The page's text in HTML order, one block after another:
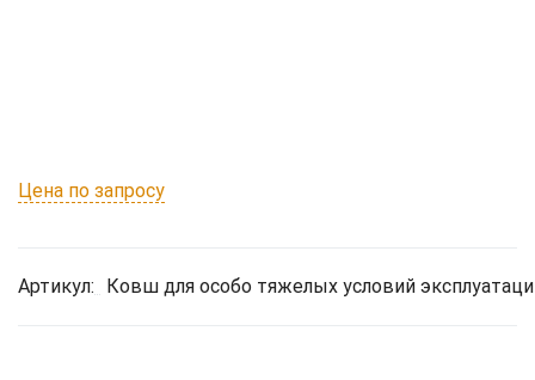
Цена по запросу
Артикул: Ковш для особо тяжелых условий